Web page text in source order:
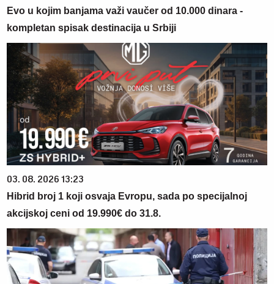
Evo u kojim banjama važi vaučer od 10.000 dinara -
kompletan spisak destinacija u Srbiji
03. 08. 2026 13:23
Hibrid broj 1 koji osvaja Evropu, sada po specijalnoj
akcijskoj ceni od 19.990€ do 31.8.